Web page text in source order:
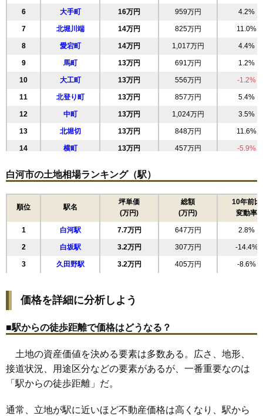
6 大手町 16万円 959万円 4.2%
7 北堀川端 14万円 825万円 11.0%
8 愛宕町 14万円 1,017万円 4.4%
9 馬町 13万円 691万円 1.2%
10 大工町 13万円 556万円 -1.2%
11 北登り町 13万円 857万円 5.4%
12 中町 13万円 1,024万円 3.5%
13 北堀切 13万円 848万円 11.6%
14 横町 13万円 457万円 -5.9%
16 円明寺 12万円 815万円 12.0%
12万円 563万円 4.5%
12万円 672万円 12.8%
19 北真舟 12万円 812万円 2.4%
20 菖蒲沢 11万円 773万円 4.7%
21 金鈴 11万円 1,036万円 3.9%
23 向新蔵 11万円
25 真舟 11万円 869万円 2.4%
26 白井掛 11万円 472万円 13.2%
27 会津町 10万円 909万円 1.9%
28 中田
29 和尚壇山 10万円 578万円 11.1%
白河市の土地相場ランキング（駅）
順位 駅名
坪単価
(万円)
総額
(万円)
10年前比
変動率
1 白河駅 7.7万円 647万円 2.8%
2 白坂駅 3.2万円 307万円 -14.4%
3 久田野駅 3.2万円 405万円 -8.6%
価格を詳細に分析しよう
■駅からの徒歩距離で価格はどうなる？
土地の資産価値を決める要素は多数ある。広さ、地形、
接道状況、用途区分などの要素があるが、一番重要なのは
「駅からの徒歩距離」だ。
通常、立地が駅に近いほど不動産価格は高くなり、駅から